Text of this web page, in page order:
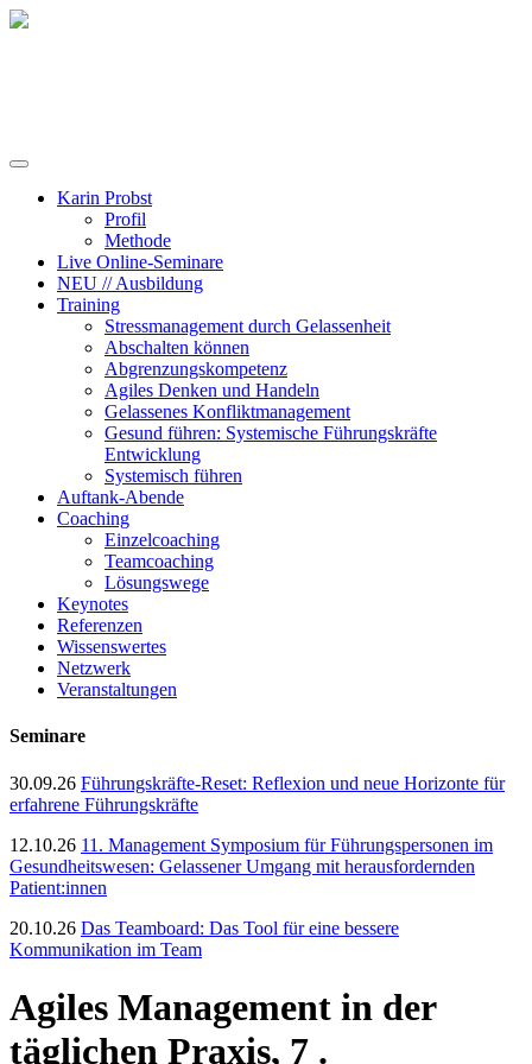
Karin Probst
Profil
Methode
Live Online-Seminare
NEU // Ausbildung
Training
Stressmanagement durch Gelassenheit
Abschalten können
Abgrenzungskompetenz
Agiles Denken und Handeln
Gelassenes Konfliktmanagement
Gesund führen: Systemische Führungskräfte
Entwicklung
Systemisch führen
Auftank-Abende
Coaching
Einzelcoaching
Teamcoaching
Lösungswege
Keynotes
Referenzen
Wissenswertes
Netzwerk
Veranstaltungen
Seminare
30.09.26 Führungskräfte-Reset: Reflexion und neue Horizonte für
erfahrene Führungskräfte
12.10.26 11. Management Symposium für Führungspersonen im
Gesundheitswesen: Gelassener Umgang mit herausfordernden
Patient:innen
20.10.26 Das Teamboard: Das Tool für eine bessere
Kommunikation im Team
Agiles Management in der
täglichen Praxis, 7 .